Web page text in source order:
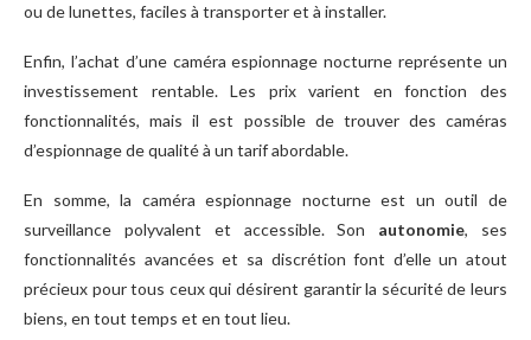
ou de lunettes, faciles à transporter et à installer.
Enfin, l’achat d’une caméra espionnage nocturne représente un
investissement rentable. Les prix varient en fonction des
fonctionnalités, mais il est possible de trouver des caméras
d’espionnage de qualité à un tarif abordable.
En somme, la caméra espionnage nocturne est un outil de
surveillance polyvalent et accessible. Son autonomie, ses
fonctionnalités avancées et sa discrétion font d’elle un atout
précieux pour tous ceux qui désirent garantir la sécurité de leurs
biens, en tout temps et en tout lieu.